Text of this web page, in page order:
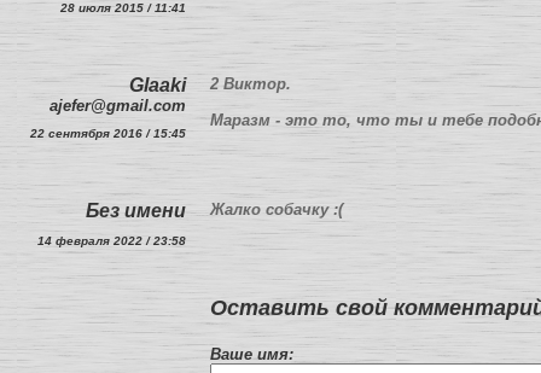
28 июля 2015 / 11:41
Glaaki
ajefer@gmail.com
22 сентября 2016 / 15:45
2 Виктор.
Маразм - это то, что ты и тебе
Без имени
14 февраля 2022 / 23:58
Жалко собачку :(
Оставить свой
Ваше имя: